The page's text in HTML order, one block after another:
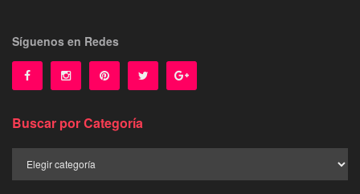
Síguenos en Redes
Buscar por Categoría
por